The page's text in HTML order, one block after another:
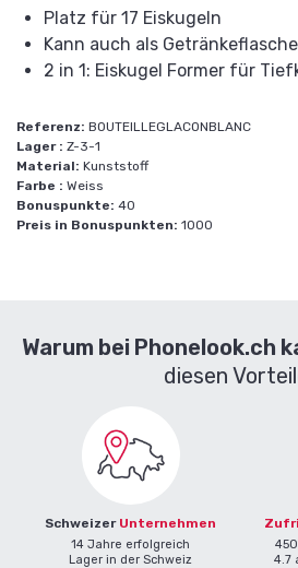
Platz für 17 Eiskugeln
Kann auch als
2 in 1: Eiskugel Former für
Referenz: BOUTEILLEGLACONBLANC
Lager : Z-3-1
Material: Kunststoff
Farbe : Weiss
Bonuspunkte: 40
Preis in Bonuspunkten: 1000
Warum bei Phonelook.ch
diesen
Schweizer Unternehmen
14 Jahre erfolgreich
Lager in der Schweiz
4.7